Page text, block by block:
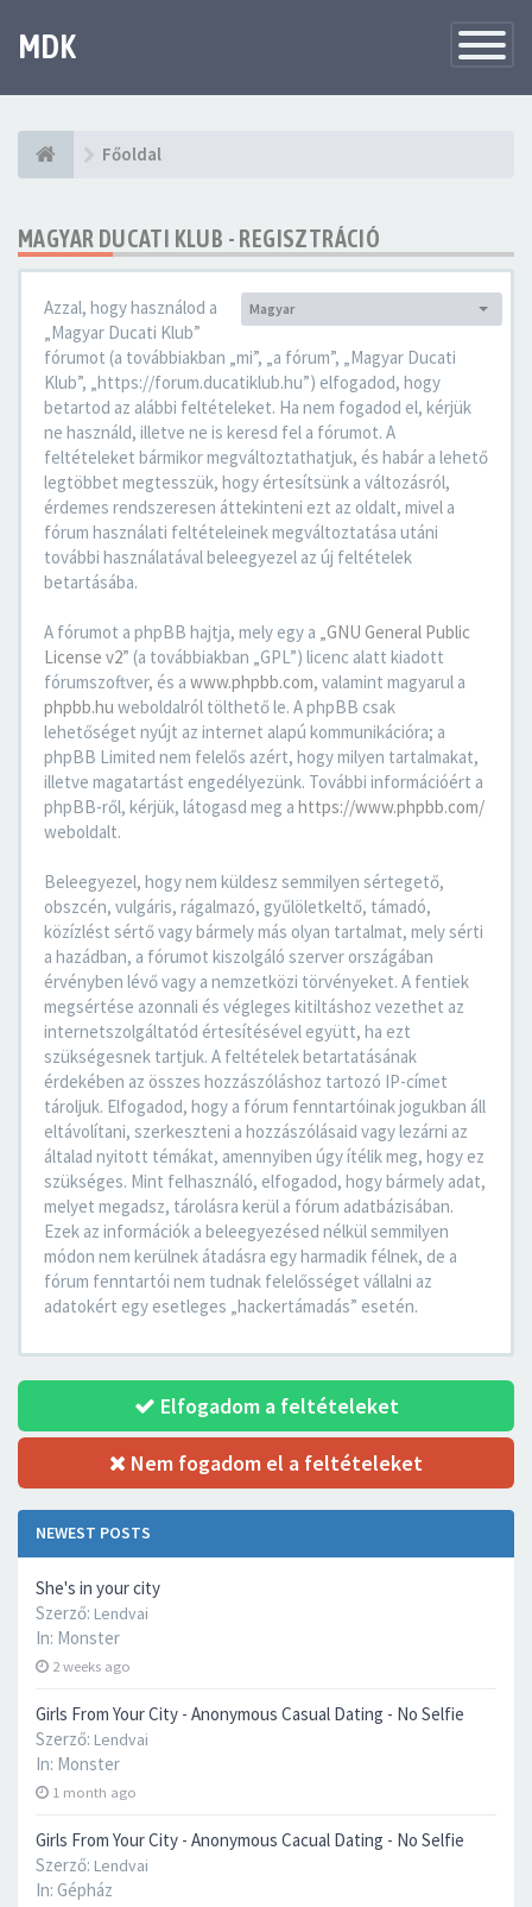
navigáció
MDK
Főoldal
NEWEST POSTS
She's in your city
Szerző: Lendvai
In: Monster
2 weeks ago
Girls From Your City - Anonymous Casual Dating - No Selfie
Szerző: Lendvai
In: Monster
1 month ago
Girls From Your City - Anonymous Cacual Dating - No Selfie
Szerző: Lendvai
In: Gépház
MAGYAR DUCATI KLUB - REGISZTRÁCIÓ
Nyelv:
Magyar
Azzal, hogy használod a
„Magyar Ducati Klub”
fórumot (a továbbiakban „mi”, „a fórum”, „Magyar Ducati
Klub”, „https://forum.ducatiklub.hu”) elfogadod, hogy
betartod az alábbi feltételeket. Ha nem fogadod el, kérjük
ne használd, illetve ne is keresd fel a fórumot. A
feltételeket bármikor megváltoztathatjuk, és habár a lehető
legtöbbet megtesszük, hogy értesítsünk a változásról,
érdemes rendszeresen áttekinteni ezt az oldalt, mivel a
fórum használati feltételeinek megváltoztatása utáni
további használatával beleegyezel az új feltételek
betartásába.
A fórumot a phpBB hajtja, mely egy a „GNU General Public
License v2” (a továbbiakban „GPL”) licenc alatt kiadott
fórumszoftver, és a www.phpbb.com, valamint magyarul a
phpbb.hu weboldalról tölthető le. A phpBB csak
lehetőséget nyújt az internet alapú kommunikációra; a
phpBB Limited nem felelős azért, hogy milyen tartalmakat,
illetve magatartást engedélyezünk. További információért a
phpBB-ről, kérjük, látogasd meg a https://www.phpbb.com/
weboldalt.
Beleegyezel, hogy nem küldesz semmilyen sértegető,
obszcén, vulgáris, rágalmazó, gyűlöletkeltő, támadó,
közízlést sértő vagy bármely más olyan tartalmat, mely sérti
a hazádban, a fórumot kiszolgáló szerver országában
érvényben lévő vagy a nemzetközi törvényeket. A fentiek
megsértése azonnali és végleges kitiltáshoz vezethet az
internetszolgáltatód értesítésével együtt, ha ezt
szükségesnek tartjuk. A feltételek betartatásának
érdekében az összes hozzászóláshoz tartozó IP-címet
tároljuk. Elfogadod, hogy a fórum fenntartóinak jogukban áll
eltávolítani, szerkeszteni a hozzászólásaid vagy lezárni az
általad nyitott témákat, amennyiben úgy ítélik meg, hogy ez
szükséges. Mint felhasználó, elfogadod, hogy bármely adat,
melyet megadsz, tárolásra kerül a fórum adatbázisában.
Ezek az információk a beleegyezésed nélkül semmilyen
módon nem kerülnek átadásra egy harmadik félnek, de a
fórum fenntartói nem tudnak felelősséget vállalni az
adatokért egy esetleges „hackertámadás” esetén.
Elfogadom a feltételeket
Nem fogadom el a feltételeket